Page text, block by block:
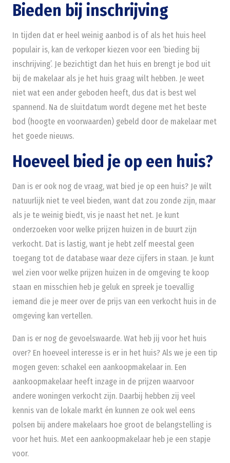
Bieden bij inschrijving
In tijden dat er heel weinig aanbod is of als het huis heel
populair is, kan de verkoper kiezen voor een ‘bieding bij
inschrijving’. Je bezichtigt dan het huis en brengt je bod uit
bij de makelaar als je het huis graag wilt hebben. Je weet
niet wat een ander geboden heeft, dus dat is best wel
spannend. Na de sluitdatum wordt degene met het beste
bod (hoogte en voorwaarden) gebeld door de makelaar met
het goede nieuws.
Hoeveel bied je op een huis?
Dan is er ook nog de vraag, wat bied je op een huis? Je wilt
natuurlijk niet te veel bieden, want dat zou zonde zijn, maar
als je te weinig biedt, vis je naast het net. Je kunt
onderzoeken voor welke prijzen huizen in de buurt zijn
verkocht. Dat is lastig, want je hebt zelf meestal geen
toegang tot de database waar deze cijfers in staan. Je kunt
wel zien voor welke prijzen huizen in de omgeving te koop
staan en misschien heb je geluk en spreek je toevallig
iemand die je meer over de prijs van een verkocht huis in de
omgeving kan vertellen.
Dan is er nog de gevoelswaarde. Wat heb jij voor het huis
over? En hoeveel interesse is er in het huis? Als we je een tip
mogen geven: schakel een aankoopmakelaar in. Een
aankoopmakelaar heeft inzage in de prijzen waarvoor
andere woningen verkocht zijn. Daarbij hebben zij veel
kennis van de lokale markt én kunnen ze ook wel eens
polsen bij andere makelaars hoe groot de belangstelling is
voor het huis. Met een aankoopmakelaar heb je een stapje
voor.